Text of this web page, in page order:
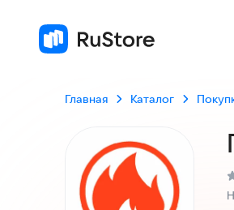
Главная Каталог